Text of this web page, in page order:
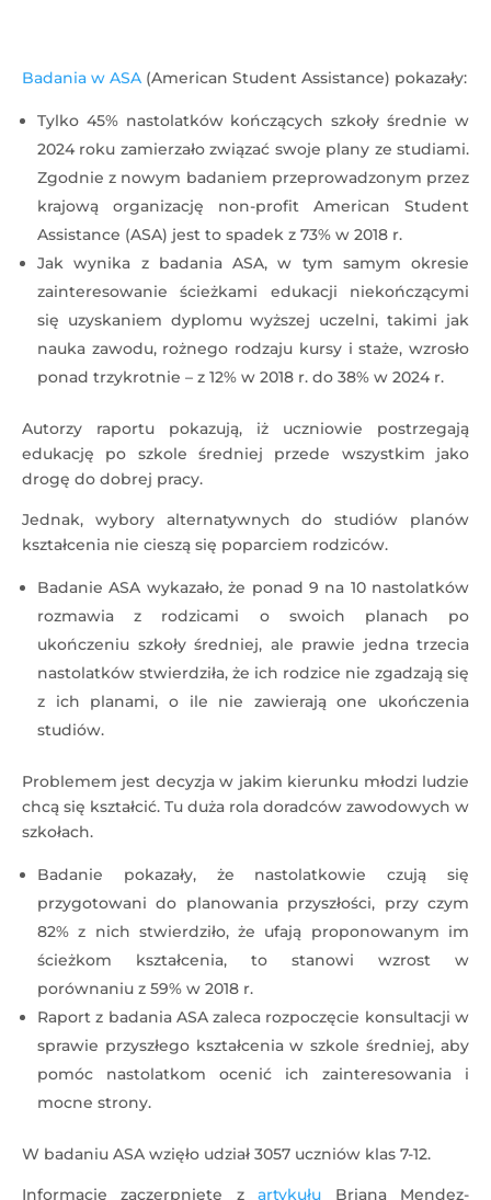
Badania w ASA (American Student Assistance) pokazały:
Tylko 45% nastolatków kończących szkoły średnie w
2024 roku zamierzało związać swoje plany ze studiami.
Zgodnie z nowym badaniem przeprowadzonym przez
krajową organizację non-profit American Student
Assistance (ASA) jest to spadek z 73% w 2018 r.
Jak wynika z badania ASA, w tym samym okresie
zainteresowanie ścieżkami edukacji niekończącymi
się uzyskaniem dyplomu wyższej uczelni, takimi jak
nauka zawodu, rożnego rodzaju kursy i staże, wzrosło
ponad trzykrotnie – z 12% w 2018 r. do 38% w 2024 r.
Autorzy raportu pokazują, iż uczniowie postrzegają
edukację po szkole średniej przede wszystkim jako
drogę do dobrej pracy.
Jednak, wybory alternatywnych do studiów planów
kształcenia nie cieszą się poparciem rodziców.
Badanie ASA wykazało, że ponad 9 na 10 nastolatków
rozmawia z rodzicami o swoich planach po
ukończeniu szkoły średniej, ale prawie jedna trzecia
nastolatków stwierdziła, że ​​ich rodzice nie zgadzają się
z ich planami, o ile nie zawierają one ukończenia
studiów.
Problemem jest decyzja w jakim kierunku młodzi ludzie
chcą się kształcić. Tu duża rola doradców zawodowych w
szkołach.
Badanie pokazały, że nastolatkowie czują się
przygotowani do planowania przyszłości, przy czym
82% z nich stwierdziło, że ufają proponowanym im
ścieżkom kształcenia, to stanowi wzrost w
porównaniu z 59% w 2018 r.
Raport z badania ASA zaleca rozpoczęcie konsultacji w
sprawie przyszłego kształcenia w szkole średniej, aby
pomóc nastolatkom ocenić ich zainteresowania i
mocne strony.
W badaniu ASA wzięło udział 3057 uczniów klas 7-12.
Informacje zaczerpnięte zartykułu Briana Mendez-